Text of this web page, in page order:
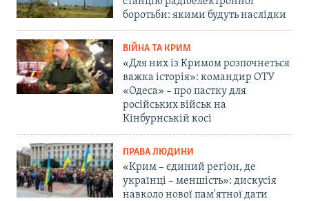
боротьби: якими будуть наслідки
ВІЙНА ТА КРИМ
«Для них із Кримом розпочнеться
важка історія»: командир ОТУ
«Одеса» – про пастку для
російських військ на
Кінбурнській косі
ПРАВА ЛЮДИНИ
«Крим – єдиний регіон, де
українці – меншість»: дискусія
навколо нової пам'ятної дати